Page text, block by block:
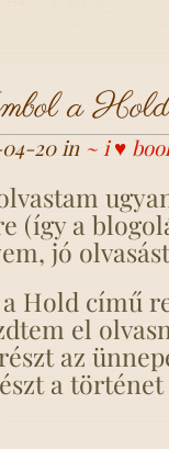
a Hold
04-20 in ~ i ♥
(így a
jó
Hold című
el
az
a